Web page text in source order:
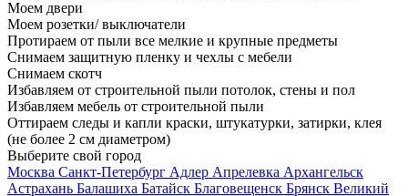
Моем двери
Моем розетки/ выключатели
Протираем от пыли все мелкие и крупные предметы
Снимаем защитную пленку и чехлы с мебели
Снимаем скотч
Избавляем от строительной пыли потолок, стены и пол
Избавляем мебель от строительной пыли
Оттираем следы и капли краски, штукатурки, затирки, клея
(не более 2 см диаметром)
Выберите свой город
Москва Санкт-Петербург Адлер Апрелевка Архангельск
Астрахань Балашиха Батайск Благовещенск Брянск Великий